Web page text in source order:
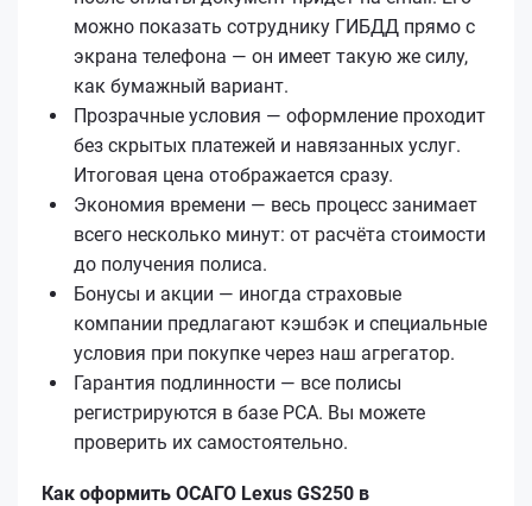
можно показать сотруднику ГИБДД прямо с
экрана телефона — он имеет такую же силу,
как бумажный вариант.
Прозрачные условия — оформление проходит
без скрытых платежей и навязанных услуг.
Итоговая цена отображается сразу.
Экономия времени — весь процесс занимает
всего несколько минут: от расчёта стоимости
до получения полиса.
Бонусы и акции — иногда страховые
компании предлагают кэшбэк и специальные
условия при покупке через наш агрегатор.
Гарантия подлинности — все полисы
регистрируются в базе РСА. Вы можете
проверить их самостоятельно.
Как оформить ОСАГО Lexus GS250 в